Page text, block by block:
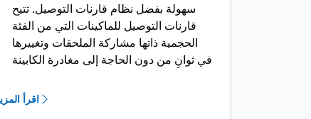
سهولة بفضل نظام قارنات التوصيل. ‏‫تتيح
قارنات التوصيل للماكينات التي من الفئة
الحجمية ذاتها مشاركة الملحقات وتغييرها
في ثوانٍ من دون الحاجة إلى مغادرة الكابينة
كما أن الجرافات التي يمكن تثبيتها مباشرة
بالماكينة بمسامير تتوافق مع قارنات
اقرأ